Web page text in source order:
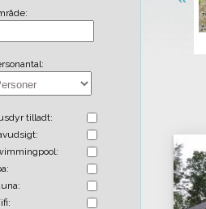
tilladt: